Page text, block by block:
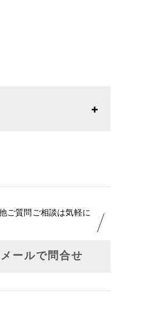
ご質問ご相談は気軽に
メールで問合せ